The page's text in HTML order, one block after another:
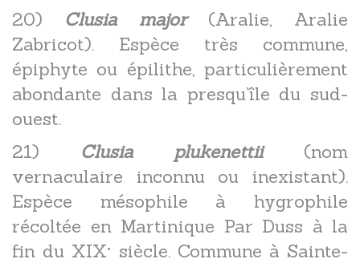
20) Clusia major(Aralie, Aralie
Zabricot). Espèce très commune,
épiphyte ou épilithe, particulièrement
abondante dans la presqu’île du sud-
ouest.
21) Clusia plukenettii(nom
vernaculaire inconnu ou inexistant).
Espèce mésophile à hygrophile
récoltée en Martinique Par Duss à la
fin du XIX° siècle. Commune à Sainte-